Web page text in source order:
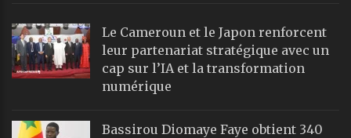
Le Cameroun et le Japon renforcent
leur partenariat stratégique avec un
cap sur l’IA et la transformation
numérique
Bassirou Diomaye Faye obtient 340